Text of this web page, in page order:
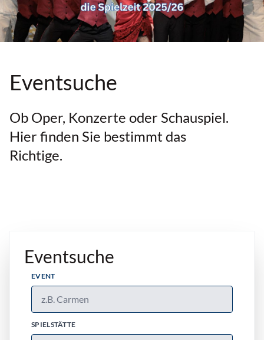
|
Eventsuche
Ob Oper, Konzerte oder Schauspiel.
Hier finden Sie bestimmt das
Richtige.
Eventsuche
EVENT
SPIELSTÄTTE